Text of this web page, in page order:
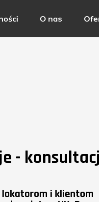
O nas
-
lokatorom i klientom